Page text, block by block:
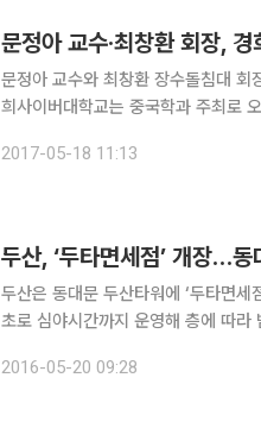
문정아 교수·최창환 회장,
문정아 교수와 최창환 장수돌침대 회
희사이버대학교는 중국학과 주최로
2017-05-18 11:13
두산, ‘두타면세점’ 개장…
두산은 동대문 두산타워에 ‘두타면
초로 심야시간까지 운영해 층에 따라
규모이며 이번에 오픈한 매장은 7개
2016-05-20 09:28